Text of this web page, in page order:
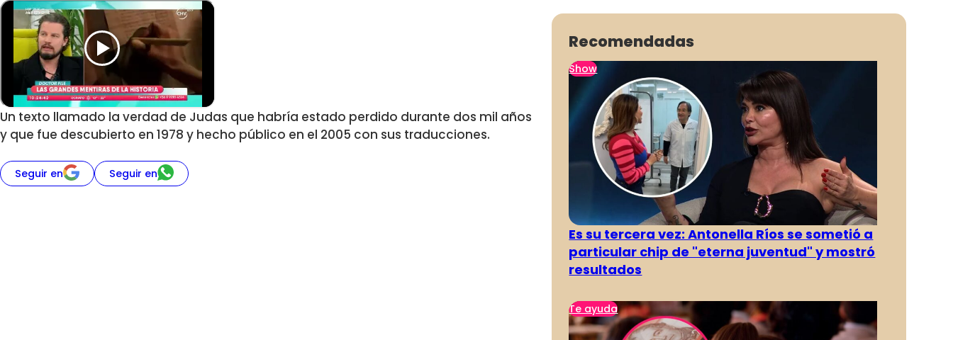
Un texto llamado la verdad de Judas que habría estado perdido durante dos mil años
y que fue descubierto en 1978 y hecho público en el 2005 con sus traducciones.
Seguir en Seguir en
Recomendadas
Show
Es su tercera vez: Antonella Ríos se sometió a
particular chip de "eterna juventud" y mostró
resultados
Te ayuda